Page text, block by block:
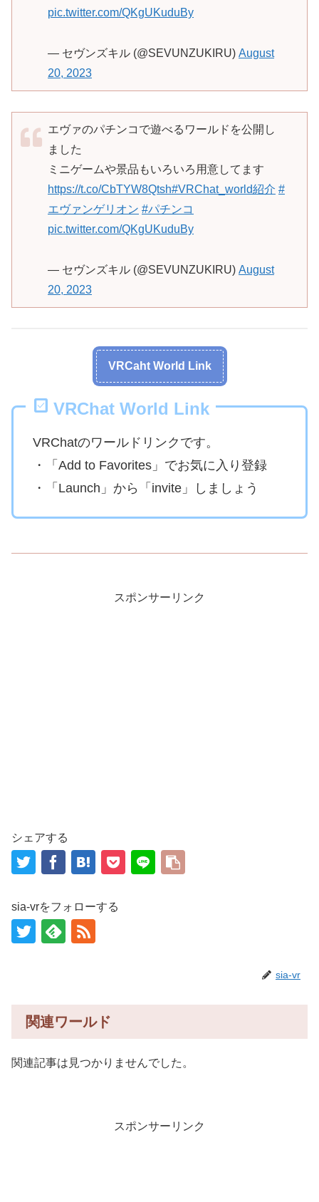
pic.twitter.com/QKgUKuduBy
— セヴンズキル (@SEVUNZUKIRU) August
20, 2023
エヴァのパチンコで遊べるワールドを公開し
ました
ミニゲームや景品もいろいろ用意してます
https://t.co/CbTYW8Qtsh#VRChat_world紹介 #
エヴァンゲリオン #パチンコ
pic.twitter.com/QKgUKuduBy
— セヴンズキル (@SEVUNZUKIRU) August
20, 2023
VRCaht World Link
VRChat World Link
VRChatのワールドリンクです。
・「Add to Favorites」でお気に入り登録
・「Launch」から「invite」しましょう
スポンサーリンク
シェアする
sia-vrをフォローする
sia-vr
関連ワールド
関連記事は見つかりませんでした。
スポンサーリンク